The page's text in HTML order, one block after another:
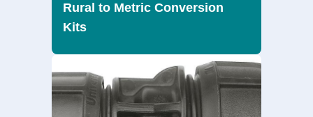
Rural to Metric Conversion
Kits